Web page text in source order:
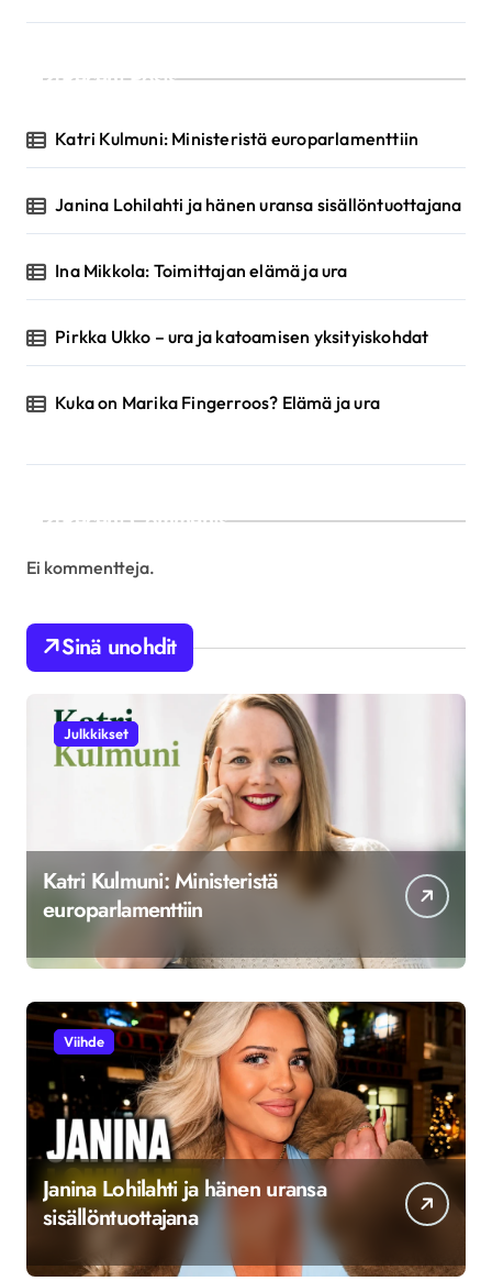
Recent Posts
Katri Kulmuni: Ministeristä europarlamenttiin
Janina Lohilahti ja hänen uransa sisällöntuottajana
Ina Mikkola: Toimittajan elämä ja ura
Pirkka Ukko – ura ja katoamisen yksityiskohdat
Kuka on Marika Fingerroos? Elämä ja ura
Recent Comments
Ei kommentteja.
Sinä unohdit
Julkkikset
Katri Kulmuni: Ministeristä
europarlamenttiin
Viihde
Janina Lohilahti ja hänen uransa
sisällöntuottajana